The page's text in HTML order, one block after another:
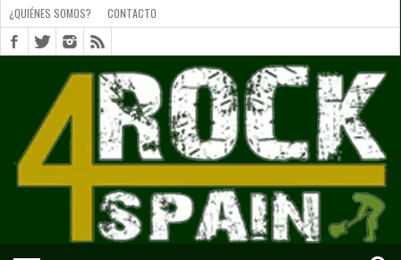
SOMOS?
CONTACTO
SHORTS
¿QUIÉNES SOMOS? CONTACTO